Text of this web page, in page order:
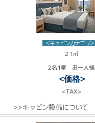
<キャビンカテゴリ>
21㎡
2名1室 お一人様
<価格>
<TAX>
>>キャビン設備について